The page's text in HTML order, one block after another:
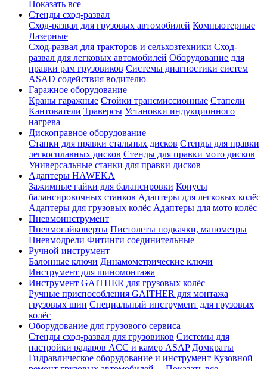
Показать все
Стенды сход-развал
Сход-развал для грузовых автомобилей Компьютерные
Лазерные
Сход-развал для тракторов и сельхозтехники Сход-
развал для легковых автомобилей Оборудование для
правки рам грузовиков Системы диагностики систем
ASAD содействия водителю
Гаражное оборудование
Краны гаражные Стойки трансмиссионные Стапели
Кантователи Траверсы Установки индукционного
нагрева
Дископравное оборудование
Станки для правки стальных дисков Стенды для правки
легкосплавных дисков Стенды для правки мото дисков
Универсальные станки для правки дисков
Адаптеры HAWEKA
Зажимные гайки для балансировки Конусы
балансировочных станков Адаптеры для легковых колёс
Адаптеры для грузовых колёс Адаптеры для мото колёс
Пневмоинструмент
Пневмогайковерты Пистолеты подкачки, манометры
Пневмодрели Фитинги соединительные
Ручной инструмент
Балонные ключи Динамометрические ключи
Инструмент для шиномонтажа
Инструмент GAITHER для грузовых колёс
Ручные приспособления GAITHER для монтажа
грузовых шин Специальный инструмент для грузовых
колёс
Оборудование для грузового сервиса
Стенды сход-развал для грузовиков Системы для
настройки радаров ACC и камер ASAP Домкраты
Гидравлическое оборудование и инструмент Кузовной